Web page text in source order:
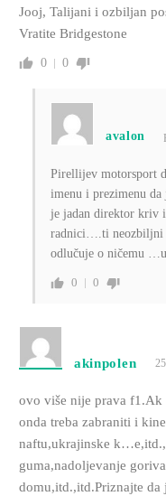
Jooj, Talijani i ozbiljan
Vratite Bridgestone
0 0
avalon
Pirellijev motorsport
imenu i prezimenu
je jadan direktor kriv
radnici….ti neozbiljni
odlučuje o ničemu
0 0
akinpolen
ovo više nije prava f1.Ak
onda treba zabraniti i
naftu,ukrajinske
guma,nadoljevanje
domu,itd.,itd.Priznajte da